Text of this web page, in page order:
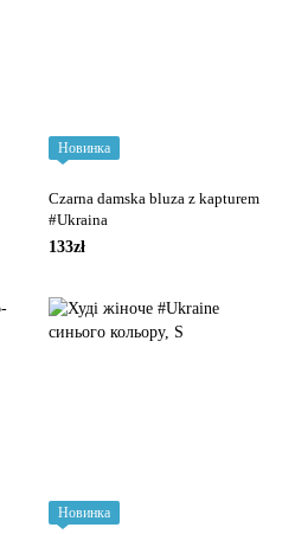
Новинка
Czarna damska bluza z kapturem
#Ukraina
133zł
Новинка